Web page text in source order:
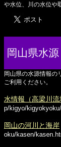
や水位、川の水位や
岡山県水源
岡山県の水源情報の
ご利用ください。
水情報（高梁川流
p/kigyo/
岡山の河川と海岸
oku/kasen/